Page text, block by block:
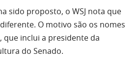
sido proposto, o WSJ nota que
O motivo são os nomes
inclui a presidente da
do Senado.